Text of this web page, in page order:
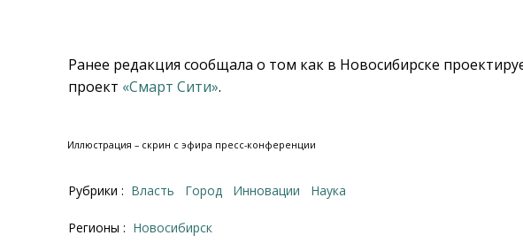
Ранее редакция сообщала о том как в Новосибирске
проект «Смарт Сити».
Иллюстрация – скрин с эфира пресс-конференции
Рубрики : Власть Город Инновации Наука
Регионы : Новосибирск